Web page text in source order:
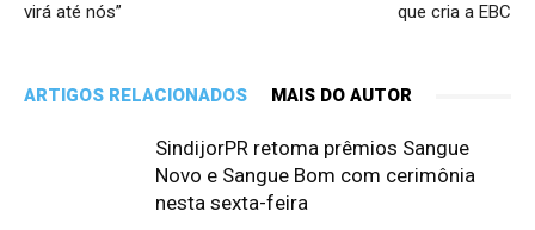
virá até nós”
que cria a EBC
ARTIGOS RELACIONADOS MAIS DO AUTOR
SindijorPR retoma prêmios Sangue
Novo e Sangue Bom com cerimônia
nesta sexta-feira